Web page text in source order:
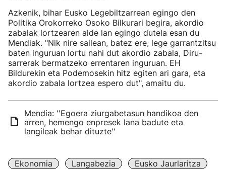
Azkenik, bihar Eusko Legebiltzarrean egingo den
Politika Orokorreko Osoko Bilkurari begira, akordio
zabalak lortzearen alde lan egingo dutela esan du
Mendiak. "Nik nire sailean, batez ere, lege garrantzitsu
baten inguruan lortu nahi dut akordio zabala, Diru-
sarrerak bermatzeko errentaren inguruan. EH
Bildurekin eta Podemosekin hitz egiten ari gara, eta
akordio zabala lortzea espero dut", amaitu du.
Mendia: ''Egoera ziurgabetasun handikoa den
arren, hemengo enpresek lana badute eta
langileak behar dituzte''
Ekonomia Langabezia
Eusko Jaurlaritza